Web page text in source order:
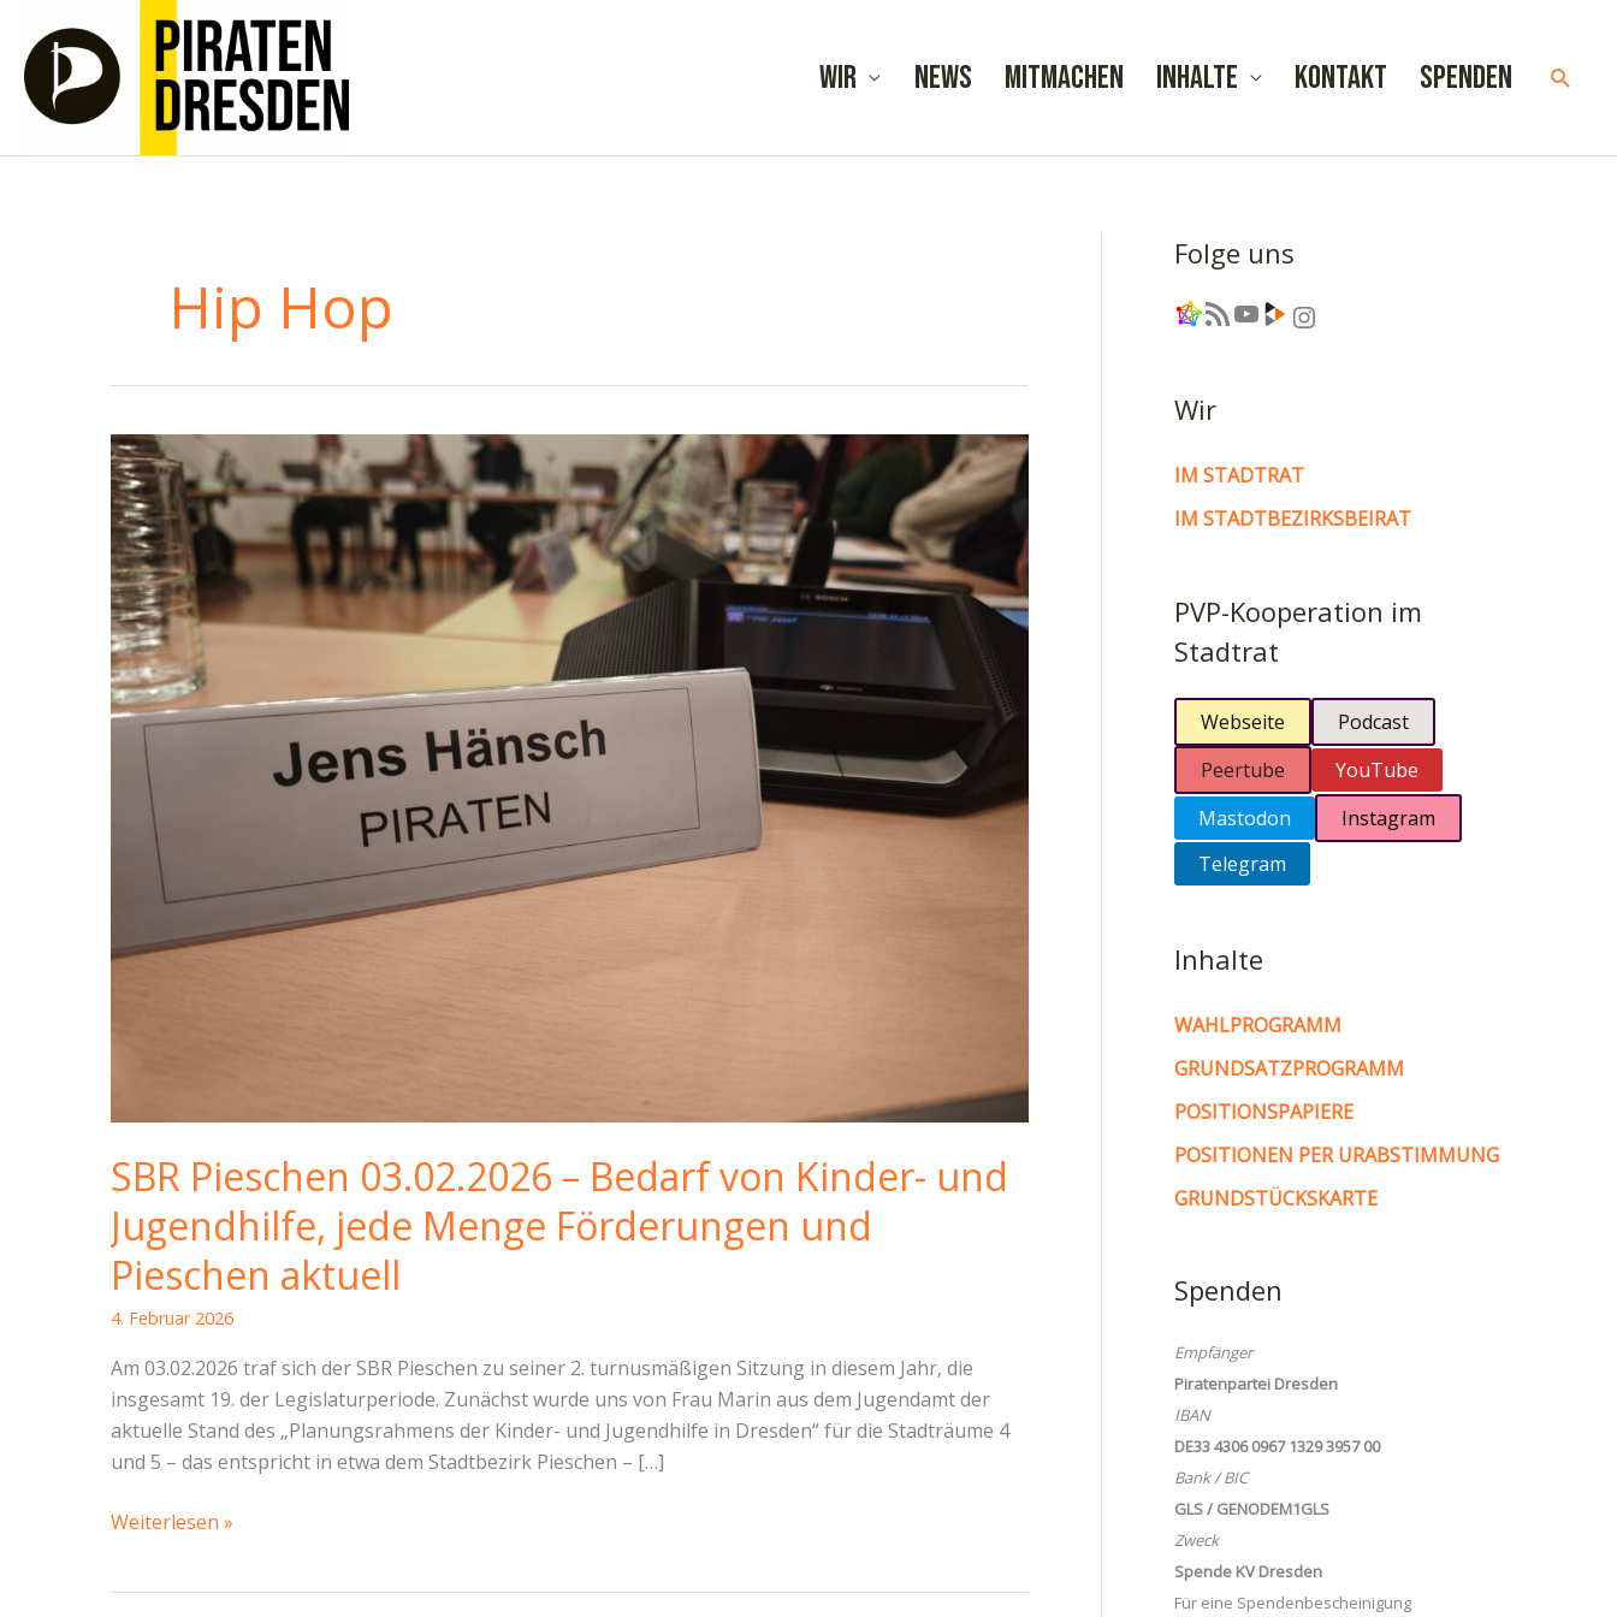
Inhalt
springen
Wir News Mitmachen Inhalte Kontakt Spenden
Hip Hop
SBR Pieschen 03.02.2026 – Bedarf von Kinder- und
Jugendhilfe, jede Menge Förderungen und
Pieschen aktuell
4. Februar 2026
Am 03.02.2026 traf sich der SBR Pieschen zu seiner 2. turnusmäßigen Sitzung in diesem Jahr, die
insgesamt 19. der Legislaturperiode. Zunächst wurde uns von Frau Marin aus dem Jugendamt der
aktuelle Stand des „Planungsrahmens der Kinder- und Jugendhilfe in Dresden“ für die Stadträume 4
und 5 – das entspricht in etwa dem Stadtbezirk Pieschen – […]
SBR
Weiterlesen »
Folge uns
Link RSS-Feed YouTube Link Instagram
Wir
IM STADTRAT
IM STADTBEZIRKSBEIRAT
PVP-Kooperation im
Stadtrat
Webseite
Podcast
Peertube
YouTube
Mastodon
Instagram
Telegram
Inhalte
WAHLPROGRAMM
GRUNDSATZPROGRAMM
POSITIONSPAPIERE
POSITIONEN PER URABSTIMMUNG
GRUNDSTÜCKSKARTE
Spenden
Empfänger
Piratenpartei Dresden
IBAN
DE33 4306 0967 1329 3957 00
Bank / BIC
GLS / GENODEM1GLS
Zweck
Spende KV Dresden
Für eine Spendenbescheinigung